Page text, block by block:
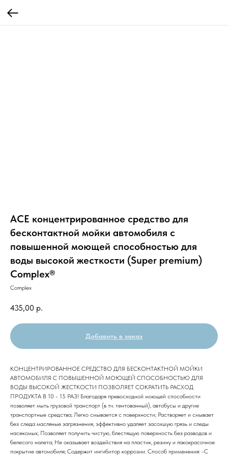
ACE концентрированное средство для
бесконтактной мойки автомобиля с
повышенной моющей способностью для
воды высокой жесткости (Super premium)
Complex®
Complex
435,00 р.
Добавить в заказ
КОНЦЕНТРИРОВАННОЕ СРЕДСТВО ДЛЯ БЕСКОНТАКТНОЙ МОЙКИ
АВТОМОБИЛЯ С ПОВЫШЕННОЙ МОЮЩЕЙ СПОСОБНОСТЬЮ ДЛЯ
ВОДЫ ВЫСОКОЙ ЖЕСТКОСТИ ПОЗВОЛЯЕТ СОКРАТИТЬ РАСХОД
ПРОДУКТА В 10 - 15 РАЗ! Благодаря превосходной моющей способности
позволяет мыть грузовой транспорт (в т.ч. тентованный), автобусы и другие
транспортные средства; Легко смывается с поверхности; Растворяет и смывает
без следа масляные загрязнения, эффективно удаляет засохшую грязь и следы
насекомых; Позволяет получить чистую, блестящую поверхность без разводов и
белесого налета; Не оказывает воздействия на пластик, резину и лакокрасочное
покрытие автомобиля; Содержит ингибитор коррозии. Способ применения: -С